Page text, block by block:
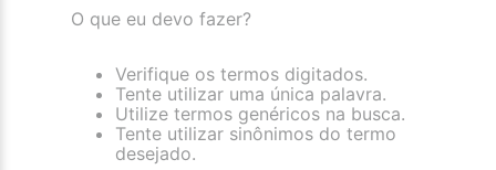
O que eu devo fazer?
Verifique os termos digitados.
Tente utilizar uma única palavra.
Utilize termos genéricos na busca.
Tente utilizar sinônimos do termo
desejado.